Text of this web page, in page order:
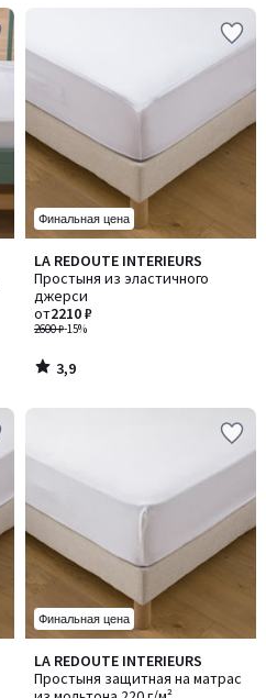
Финальная цена
LA REDOUTE INTERIEURS
Простыня из эластичного
джерси
2600 ₽-15%
от2210 ₽
3,9
/ 5
3,9
/
Финальная цена
LA REDOUTE INTERIEURS
Простыня защитная на матрас
4,5
/ 5